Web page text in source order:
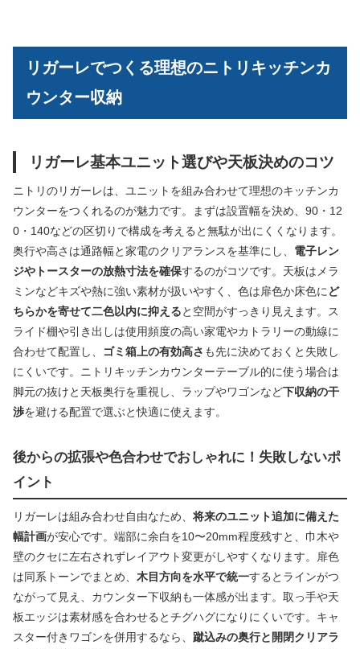
リガーレでつくる理想のニトリキッチンカ
ウンター収納
リガーレ基本ユニット選びや天板決めのコツ
ニトリのリガーレは、ユニットを組み合わせて理想のキッチンカ
ウンターをつくれるのが魅力です。まずは設置幅を決め、90・12
0・140などの区切りで構成を考えると無駄が出にくくなります。
奥行や高さは通路幅と家電のクリアランスを基準にし、 電子レン
ジやトースターの放熱寸法を確保するのがコツです。天板はメラ
ミンなどキズや熱に強い素材が扱いやすく、色は扉色か床色に ど
ちらかを寄せて二色以内に抑えると空間がすっきり見えます。ス
ライド棚や引き出しは使用頻度の高い家電やカトラリーの動線に
合わせて配置し、
ゴミ箱上の有効高さ も先に決めておくと失敗し
にくいです。ニトリキッチンカウンターテーブル的に使う場合は
脚元の抜けと天板奥行を重視し、ラップやワゴンなど下収納の干
渉を避ける配置で選ぶと快適に使えます。
後からの拡張や色合わせでおしゃれに！失敗しないポ
イント
リガーレは組み合わせ自由なため、 将来のユニット追加に備えた
幅計画が安心です。端部に余白を10〜20mm程度残すと、巾木や
壁のクセに左右されずレイアウト変更がしやすくなります。扉色
は同系トーンでまとめ、 木目方向を水平で統一するとラインがつ
ながって見え、カウンター下収納も一体感が出ます。取っ手や天
板エッジは素材感を合わせるとチグハグになりにくいです。キャ
スター付きワゴンを併用するなら、 蹴込みの奥行と開閉クリアラ